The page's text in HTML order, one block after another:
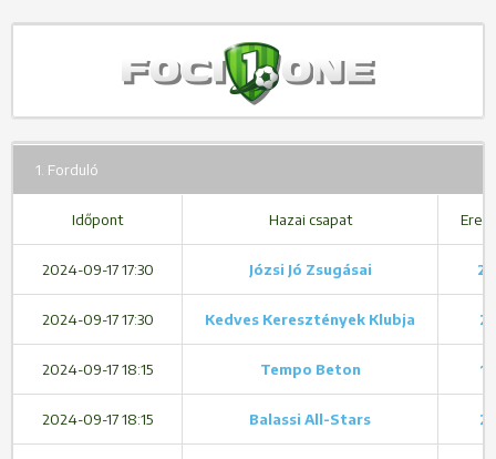
1. Forduló
Időpont Hazai csapat
2024-09-17 17:30 Józsi Jó Zsugásai 2
2024-09-17 17:30 Kedves Keresztények Klubja 2
2024-09-17 18:15 Tempo Beton 1
2024-09-17 18:15 Balassi All-Stars 2